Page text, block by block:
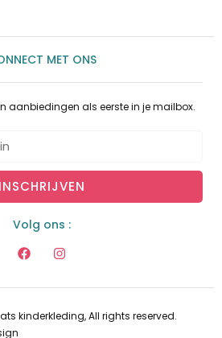
MET ONS
aanbiedingen als eerste in je mailbox.
INSCHRIJVEN
Volg ons :
kinderkleding, All rights reserved.